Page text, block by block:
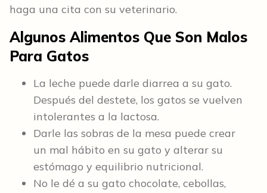
haga una cita con su veterinario.
Algunos Alimentos Que Son Malos
Para Gatos
La leche puede darle diarrea a su gato.
Después del destete, los gatos se vuelven
intolerantes a la lactosa.
Darle las sobras de la mesa puede crear
un mal hábito en su gato y alterar su
estómago y equilibrio nutricional.
No le dé a su gato chocolate, cebollas,